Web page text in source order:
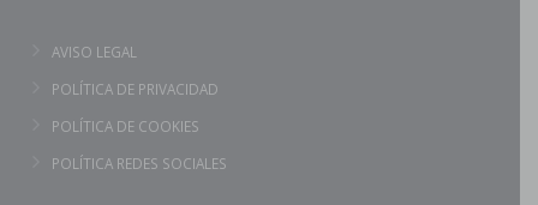
AVISO LEGAL
POLÍTICA DE PRIVACIDAD
POLÍTICA DE COOKIES
POLÍTICA REDES SOCIALES